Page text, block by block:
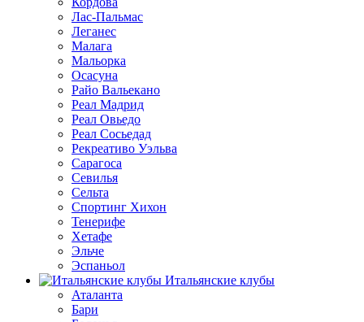
Лас-Пальмас
Леганес
Малага
Мальорка
Осасуна
Райо Вальекано
Реал Мадрид
Реал Овьедо
Реал Сосьедад
Рекреативо Уэльва
Сарагоса
Севилья
Сельта
Спортинг Хихон
Тенерифе
Хетафе
Эльче
Эспаньол
Итальянские клубы
Аталанта
Бари